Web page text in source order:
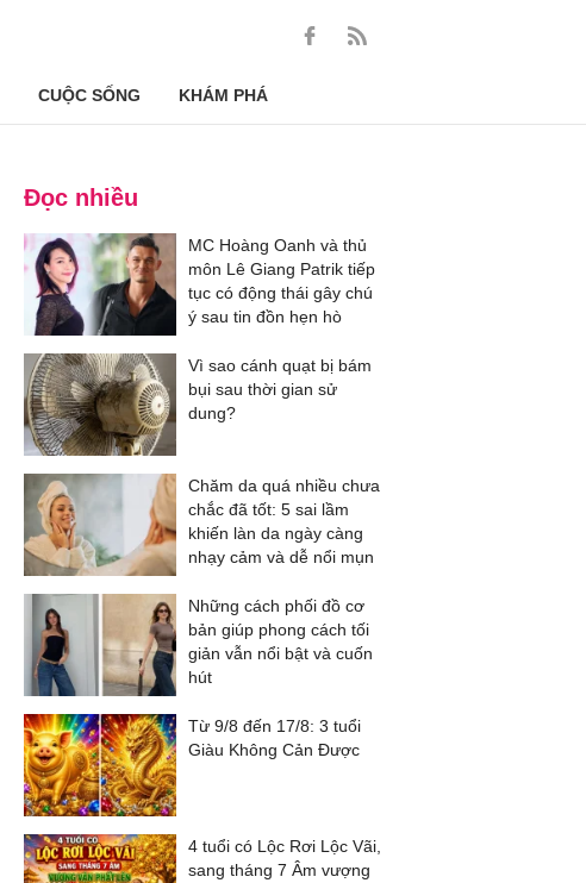
CUỘC SỐNG KHÁM PHÁ
Đọc nhiều
MC Hoàng Oanh và thủ
môn Lê Giang Patrik tiếp
tục có động thái gây chú
ý sau tin đồn hẹn hò
Vì sao cánh quạt bị bám
bụi sau thời gian sử
dung?
Chăm da quá nhiều chưa
chắc đã tốt: 5 sai lầm
khiến làn da ngày càng
nhạy cảm và dễ nổi mụn
Những cách phối đồ cơ
bản giúp phong cách tối
giản vẫn nổi bật và cuốn
hút
Từ 9/8 đến 17/8: 3 tuổi
Giàu Không Cản Được
4 tuổi có Lộc Rơi Lộc Vãi,
sang tháng 7 Âm vượng